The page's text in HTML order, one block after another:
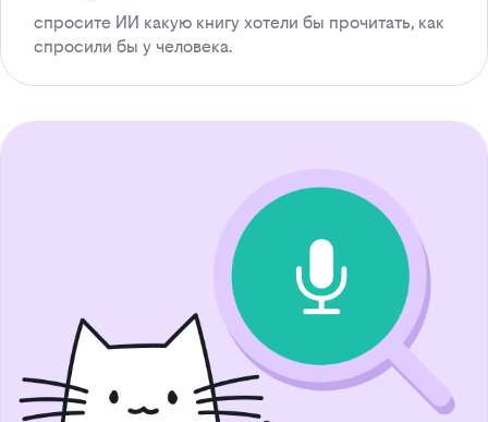
спросите ИИ какую книгу хотели бы прочитать, как
спросили бы у человека.